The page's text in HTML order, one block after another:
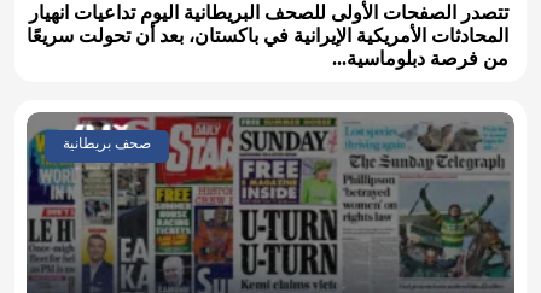
تتصدر الصفحات الأولى للصحف البريطانية اليوم تداعيات انهيار
المحادثات الأمريكية الإيرانية في باكستان، بعد أن تحولت سريعًا
من فرصة دبلوماسية...
صحف بريطانية